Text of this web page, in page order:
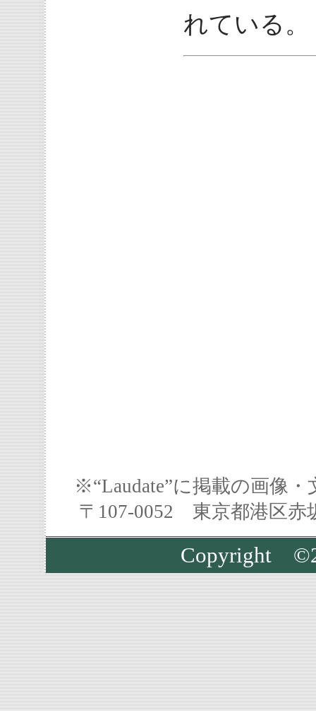
れている。
※“Laudate”に掲載の画像
〒107-0052 東京都港区
Copyright